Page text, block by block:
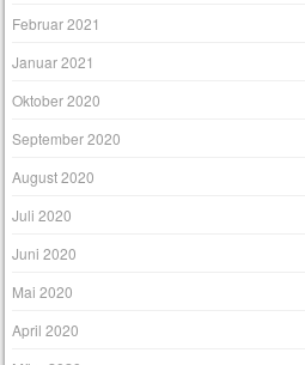
Februar 2021
Januar 2021
Oktober 2020
September 2020
August 2020
Juli 2020
Juni 2020
Mai 2020
April 2020